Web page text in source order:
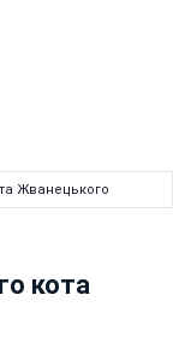
Жванецького
кота